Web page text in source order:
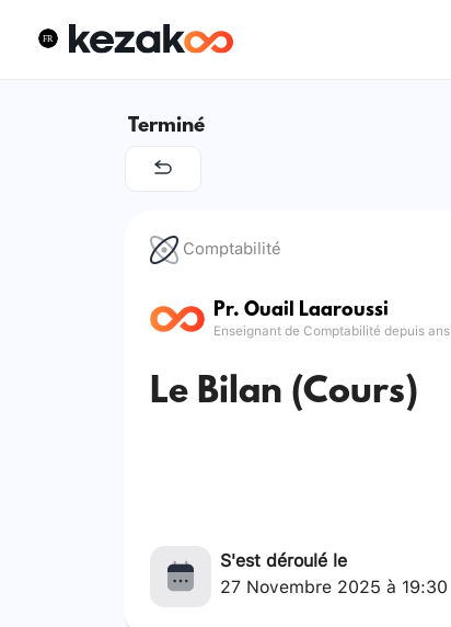
Terminé
Comptabilité
Pr. Ouail Laaroussi
Enseignant de Comptabilité depuis ans
Le Bilan (Cours)
S'est déroulé le
27 Novembre 2025 à 19:30